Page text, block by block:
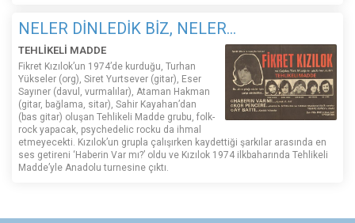
NELER DİNLEDİK BİZ, NELER...
TEHLİKELİ MADDE
Fikret Kızılok’un 1974’de kurduğu, Turhan
Yükseler (org), Siret Yurtsever (gitar), Eser
Sayıner (davul, vurmalılar), Ataman Hakman
(gitar, bağlama, sitar), Sahir Kayahan’dan
(bas gitar) oluşan Tehlikeli Madde grubu, folk-
rock yapacak, psychedelic rocku da ihmal
etmeyecekti. Kızılok’un grupla çalışırken kaydettiği şarkılar arasında en
ses getireni ‘Haberin Var mı?’ oldu ve Kızılok 1974 ilkbaharında Tehlikeli
Madde’yle Anadolu turnesine çıktı.